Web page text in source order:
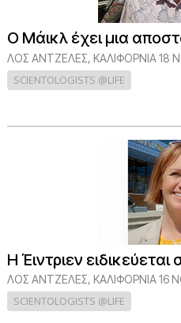
Ο Μάικλ έχει μια
ΛΟΣ ΆΝΤΖΕΛΕΣ, ΚΑΛΙΦΌΡΝΙΑ18
SCIENTOLOGISTS @LIFE
Η Έιντριεν
ΛΟΣ ΆΝΤΖΕΛΕΣ, ΚΑΛΙΦΌΡΝΙΑ16
SCIENTOLOGISTS @LIFE